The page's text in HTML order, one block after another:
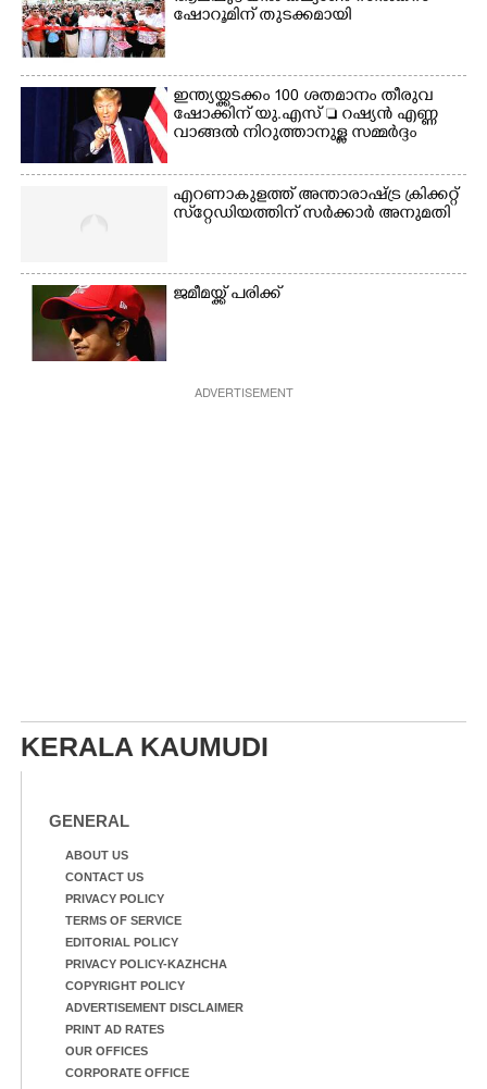
ഷോറൂമിന് തുടക്കമായി
ഇന്ത്യയ്ക്കടക്കം 100 ശതമാനം തീരുവ
ഷോക്കിന് യു.എസ്  റഷ്യൻ എണ്ണ
വാങ്ങൽ നിറുത്താനുള്ള സമ്മർദ്ദം
എറണാകുളത്ത് അന്താരാഷ്ട്ര ക്രിക്കറ്റ്
സ്‌റ്റേഡിയത്തിന് സർക്കാർ അനുമതി
ജമീമയ്ക്ക് പരിക്ക്
ADVERTISEMENT
KERALA KAUMUDI
GENERAL
ABOUT US
CONTACT US
PRIVACY POLICY
TERMS OF SERVICE
EDITORIAL POLICY
PRIVACY POLICY-KAZHCHA
COPYRIGHT POLICY
ADVERTISEMENT DISCLAIMER
PRINT AD RATES
OUR OFFICES
CORPORATE OFFICE